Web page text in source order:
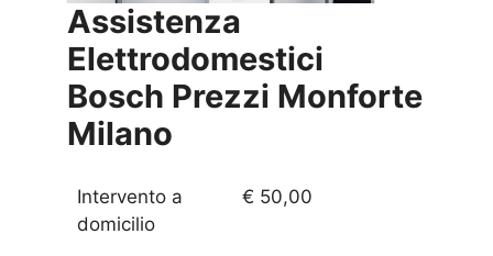
Assistenza
Elettrodomestici
Bosch Prezzi Monforte
Milano
Intervento a
domicilio
€ 50,00